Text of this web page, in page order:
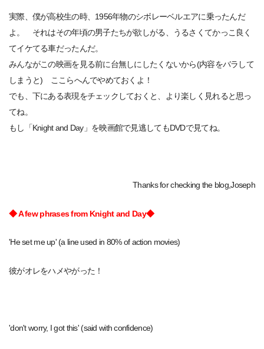
実際、僕が高校生の時、1956年物のシボレーベルエアに乗ったんだ
よ。 それはその年頃の男子たちが欲しがる、うるさくてかっこ良く
てイケてる車だったんだ。
みんながこの映画を見る前に台無しにしたくないから(内容をバラして
しまうと) ここらへんでやめておくよ！
でも、下にある表現をチェックしておくと、より楽しく見れると思っ
てね。
もし「Knight and Day」を映画館で見逃してもDVDで見てね。
Thanks for checking the blog,Joseph
◆ A few phrases from Knight and Day◆
'He set me up' (a line used in 80% of action movies)
彼がオレをハメやがった！
'don't worry, I got this' (said with confidence)